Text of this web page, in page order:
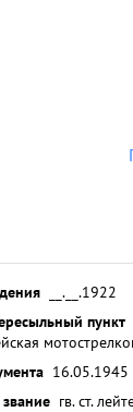
__.__.1922
пункт
16.05.1945
гв. ст.